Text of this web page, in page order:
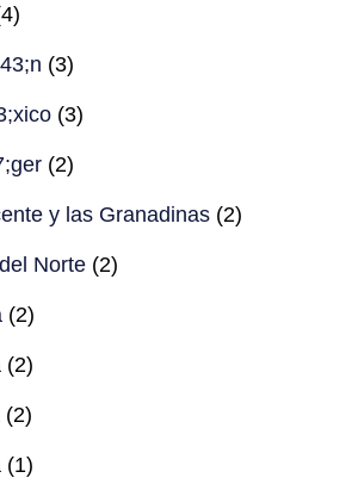
(3)
(3)
(2)
y las Granadinas (2)
Norte (2)
(2)
(2)
(2)
(1)